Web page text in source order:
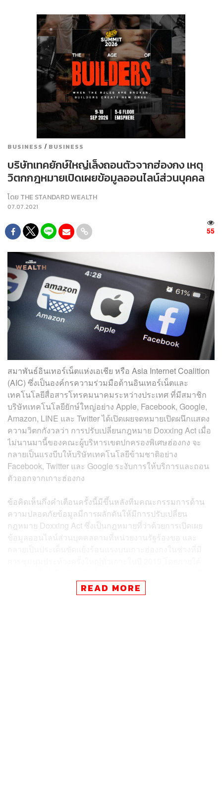
BUSINESS / BUSINESS
บริษัทเทคยักษ์ใหญ่เล็งถอนตัวจากฮ่องกง เหตุ
วิตกกฎหมายเปิดเผยข้อมูลออนไลน์ส่วนบุคคล
โดย THE STANDARD WEALTH
07.07.2021
55
สมาพันธ์อินเทอร์เน็ตแห่งเอเชีย หรือ Asia Internet Coalition
(AIC) ซึ่งเป็นองค์กรความร่วมมือด้านอินเทอร์เน็ตและ
เทคโนโลยีสื่อสารโทรคมนาคมระหว่างประเทศ ที่มีสมาชิก
บริษัทเทคโนโลยียักษ์ใหญ่อย่าง Apple, Facebook, Google,
Amazon, LINE และ Twitter ได้เปิดเผยจดหมายเปิดผนึกแสดง
ความวิตกกังวลว่า การปรับเปลี่ยนกฎหมาย Doxxing Act เมื่อ
ไม่นานมานี้ของคณะผู้บริหารเขตปกครองพิเศษฮ่องกง จะ
กลายเป็นแรงบีบให้บริษัทเทคโนโลยีข้ามชาติอย่าง
Facebook, Twitter และ Google ระงับการให้บริการและถอน
ตัวออกจากเกาะฮ่องกง
ข้อคิดเห็นกึ่งคำเตือนครั้งนี้มีขึ้นหลังทีมคณะกรรมการด้าน
ความปลอดภัยข้อมูลมีการผลักดันให้มีการปรับเปลี่ยน
กฎหมาย Doxxing Act ซึ่งเป็นกฎหมายที่ว่าด้วยการเปิดเผย
ข้อมูลออนไลน์ส่วนบุคคลตามที่หน่วยงานรัฐร้องขอ และ
และเปิดเผยข้อมูลส่วนบุคคล ไม่ว่าจะเป็นภาพถ่าย บัตร
ประชาชน และที่อยู่ของบุคคลที่รัฐบาลต้องการบนโลก
READ MORE